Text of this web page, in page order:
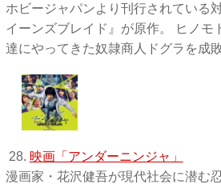
ホビージャパンより刊行されている
イーンズブレイド』が原作。 ヒノモ
達にやってきた奴隷商人ドグラを成
28. 映画「アンダーニンジャ」
漫画家・花沢健吾が現代社会に潜む